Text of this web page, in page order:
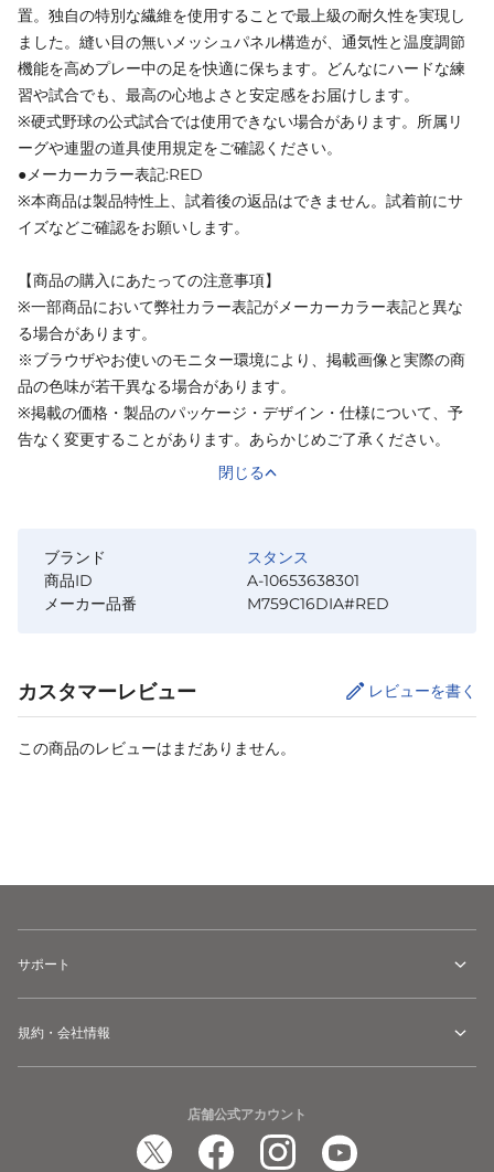
置。独自の特別な繊維を使用することで最上級の耐久性を実現し
ました。縫い目の無いメッシュパネル構造が、通気性と温度調節
機能を高めプレー中の足を快適に保ちます。どんなにハードな練
習や試合でも、最高の心地よさと安定感をお届けします。
※硬式野球の公式試合では使用できない場合があります。所属リ
ーグや連盟の道具使用規定をご確認ください。
●メーカーカラー表記:RED
※本商品は製品特性上、試着後の返品はできません。試着前にサ
イズなどご確認をお願いします。
【商品の購入にあたっての注意事項】
※一部商品において弊社カラー表記がメーカーカラー表記と異な
る場合があります。
※ブラウザやお使いのモニター環境により、掲載画像と実際の商
品の色味が若干異なる場合があります。
※掲載の価格・製品のパッケージ・デザイン・仕様について、予
告なく変更することがあります。あらかじめご了承ください。
閉じる
ブランド
スタンス
商品ID
A-10653638301
メーカー品番
M759C16DIA#RED
カスタマーレビュー レビューを書く
この商品のレビューはまだありません。
サポート
規約・会社情報
店舗公式アカウント